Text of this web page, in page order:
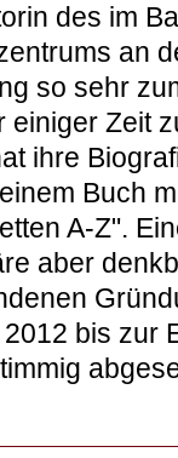
des im
an
so sehr
einiger Zeit
ihre
Buch
A-Z".
aber
bis zur